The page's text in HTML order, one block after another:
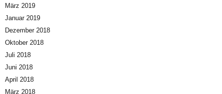
März 2019
Januar 2019
Dezember 2018
Oktober 2018
Juli 2018
Juni 2018
April 2018
März 2018